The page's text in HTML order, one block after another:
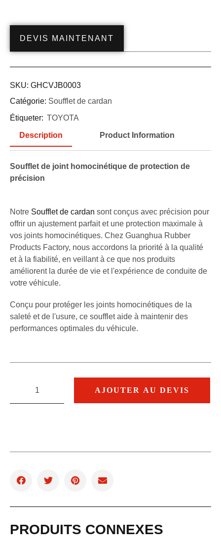
DEVIS MAINTENANT
SKU: GHCVJB0003
Catégorie: Soufflet de cardan
Étiqueter: TOYOTA
Description Product Information
Soufflet de joint homocinétique de protection de
précision
Notre Soufflet de cardan sont conçus avec précision pour
offrir un ajustement parfait et une protection maximale à
vos joints homocinétiques. Chez Guanghua Rubber
Products Factory, nous accordons la priorité à la qualité
et à la fiabilité, en veillant à ce que nos produits
améliorent la durée de vie et l'expérience de conduite de
votre véhicule.
Conçu pour protéger les joints homocinétiques de la
saleté et de l'usure, ce soufflet aide à maintenir des
performances optimales du véhicule.
AJOUTER AU DEVIS
PRODUITS CONNEXES